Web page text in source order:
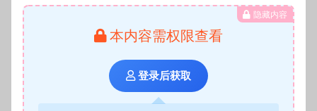
隐藏内容
本内容需权限查看
登录后获取